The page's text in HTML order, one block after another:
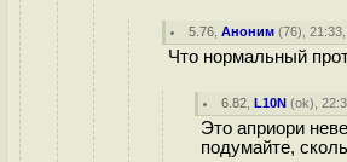
5.76 ,Аноним (76),
Что нормальный
6.82 ,L10N (ok),
Это априори
подумайте,